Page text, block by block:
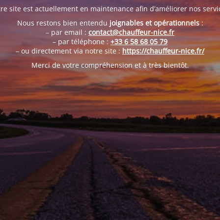
site est actuellement en maintenance afin d’améliorer nos
Nous restons bien entendu joignables et opérationnels:
– par email : contact@chauffeur-nice.fr
– par téléphone : +33 6 58 68 05 79
– ou directement via notre site : https://chauffeur-nice.fr/
Merci de votre compréhension et à très bientôt.